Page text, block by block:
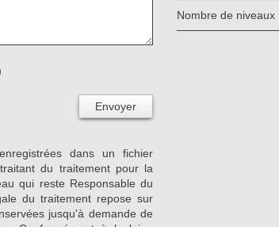
Envoyer
dans un fichier
du traitement pour la
qui reste Responsable du
du traitement repose sur
jusqu'à demande de
Nombre de niveaux